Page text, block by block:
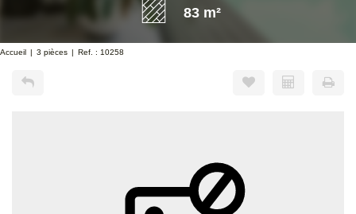
83 m²
Accueil 3 pièces Ref. : 10258